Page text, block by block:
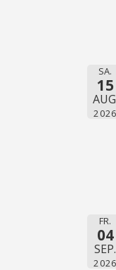
SA.
15
2026
FR.
04
SEP.
2026